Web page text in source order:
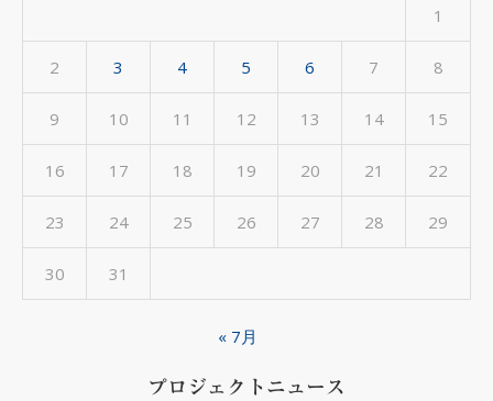
1
2 3 4 5 6 7 8
9 10 11 12 13 14 15
16 17 18 19 20 21 22
23 24 25 26 27 28 29
30 31
« 7月
プロジェクトニュース